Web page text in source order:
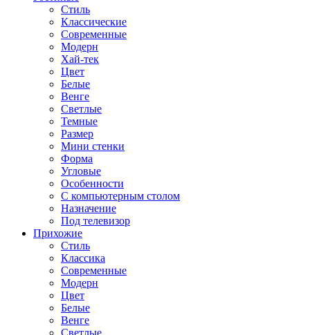
Стиль
Классические
Современные
Модерн
Хай-тек
Цвет
Белые
Венге
Светлые
Темные
Размер
Мини стенки
Форма
Угловые
Особенности
С компьютерным столом
Назначение
Под телевизор
Прихожие
Стиль
Классика
Современные
Модерн
Цвет
Белые
Венге
Светлые